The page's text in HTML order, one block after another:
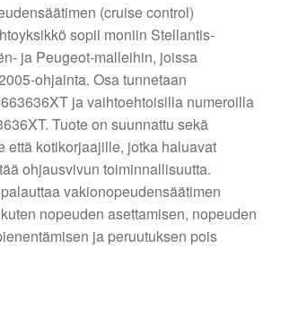
(cruise control)
sopii moniin Stellantis-
ja Peugeot-malleihin, joissa
ohjainta. Osa tunnetaan
ja vaihtoehtoisilla numeroilla
Tuote on suunnattu sekä
että kotikorjaajille, jotka haluavat
ohjausvivun toiminnallisuutta.
vakionopeudensäätimen
nopeuden asettamisen, nopeuden
ja peruutuksen pois